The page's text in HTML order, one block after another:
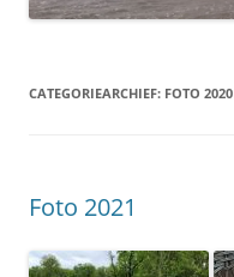
CATEGORIEARCHIEF: FOTO 2020
Foto 2021